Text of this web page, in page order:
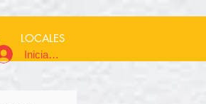
LOCALES
Iniciar sesión